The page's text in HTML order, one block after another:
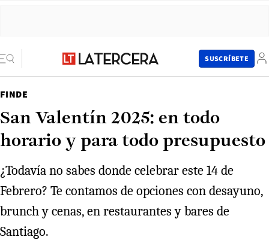
SUSCRÍBETE
FINDE
San Valentín 2025: en todo
horario y para todo presupuesto
¿Todavía no sabes donde celebrar este 14 de
Febrero? Te contamos de opciones con desayuno,
brunch y cenas, en restaurantes y bares de
Santiago.